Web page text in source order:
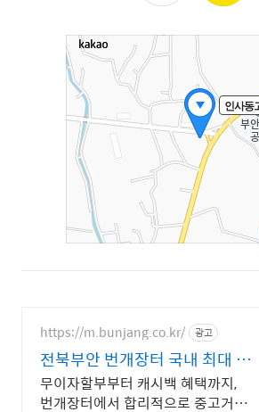
https://m.bunjang.co.kr/ 광고
전북부안 번개장터 국내 최대 브
랜드 중고거래
무이자할부부터 캐시백 혜택까지,
번개장터에서 합리적으로 중고거래